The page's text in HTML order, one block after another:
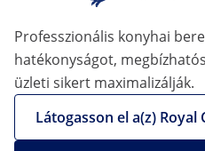
Professzionális konyhai
hatékonyságot,
üzleti sikert maximalizálják.
Látogasson el a(z)